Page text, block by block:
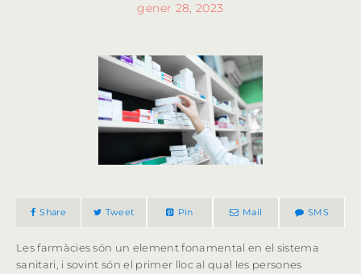
gener 28, 2023
Share Tweet Pin Mail SMS
Les farmàcies són un element fonamental en el sistema
sanitari, i sovint són el primer lloc al qual les persones